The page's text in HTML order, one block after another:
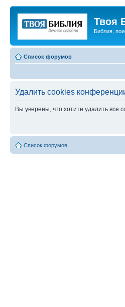
Твоя
Библия,
Список форумов
Удалить cookies
Вы уверены, что хотите удалить
Список форумов